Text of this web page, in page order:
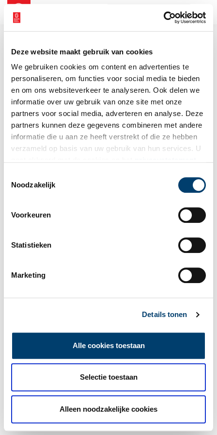
Deze website maakt gebruik van cookies
We gebruiken cookies om content en advertenties te
personaliseren, om functies voor social media te bieden
en om ons websiteverkeer te analyseren. Ook delen we
informatie over uw gebruik van onze site met onze
partners voor social media, adverteren en analyse. Deze
partners kunnen deze gegevens combineren met andere
informatie die u aan ze heeft verstrekt of die ze hebben
verzameld op basis van uw gebruik van hun services. U
Noodzakelijk
Voorkeuren
Statistieken
Marketing
Details tonen
Alle cookies toestaan
Selectie toestaan
Alleen noodzakelijke cookies